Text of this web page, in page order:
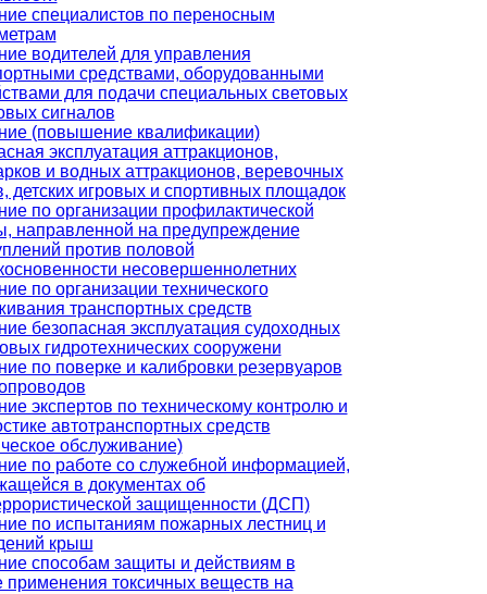
специалистов по переносным
водителей для управления
средствами, оборудованными
для подачи специальных световых
сигналов
(повышение квалификации)
эксплуатация аттракционов,
и водных аттракционов, веревочных
детских игровых и спортивных площадок
по организации профилактической
направленной на предупреждение
против половой
несовершеннолетних
по организации технического
транспортных средств
безопасная эксплуатация судоходных
гидротехнических сооружени
по поверке и калибровки резервуаров
экспертов по техническому контролю и
автотранспортных средств
обслуживание)
по работе со служебной информацией,
в документах об
защищенности (ДСП)
по испытаниям пожарных лестниц и
крыш
способам защиты и действиям в
применения токсичных веществ на